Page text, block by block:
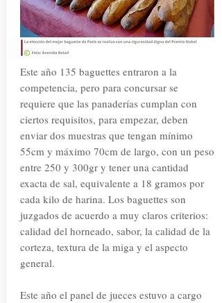
Este año 135 baguettes entraron a la
competencia, pero para concursar se
requiere que las panaderías cumplan con
ciertos requisitos, para empezar, deben
enviar dos muestras que tengan mínimo
55cm y máximo 70cm de largo, con un peso
entre 250 y 300gr y tener una cantidad
exacta de sal, equivalente a 18 gramos por
cada kilo de harina. Los baguettes son
juzgados de acuerdo a muy claros criterios:
calidad del horneado, sabor, la calidad de la
corteza, textura de la miga y el aspecto
general.
Este año el panel de jueces estuvo a cargo